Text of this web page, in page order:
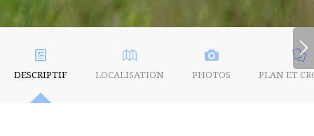
DESCRIPTIF LOCALISATION PHOTOS PLAN ET